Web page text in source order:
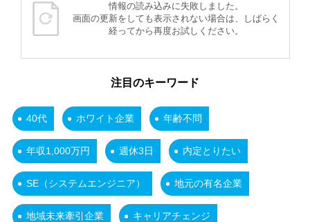
情報の読み込みに失敗しました。
画面の更新をしても表示されない場合は、しばらく
経ってから再度お試しください。
注目のキーワード
40代 ホワイト企業 年齢不問
年収1,000万円 週休3日 内定とりたい
SE（システムエンジニア） 地元の有名企業
地域未来牽引企業 キャリアチェンジ